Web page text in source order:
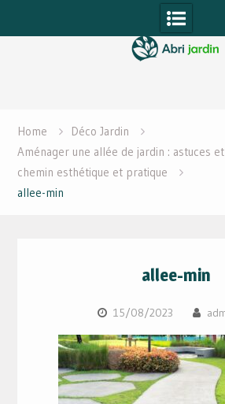
to
Home
Déco Jardin
Aménager une allée de jardin : astuces
chemin esthétique et pratique
allee-min
allee-min
15/08/2023